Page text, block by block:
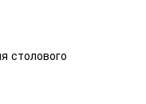
столового